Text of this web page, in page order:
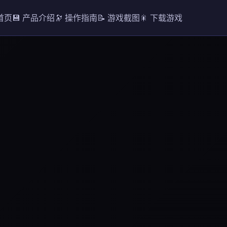
页💾 产品介绍🔭 操作指南📝 游戏截图🎇 下载游戏